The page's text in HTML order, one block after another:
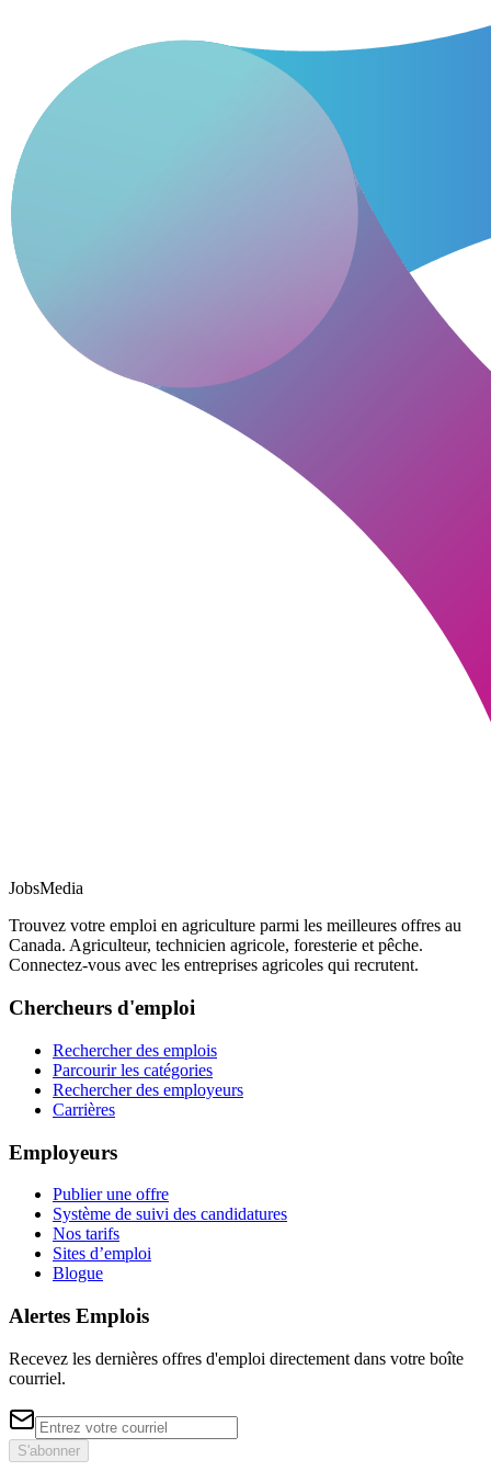
JobsMedia
Trouvez votre emploi en agriculture parmi les meilleures offres au
Canada. Agriculteur, technicien agricole, foresterie et pêche.
Connectez-vous avec les entreprises agricoles qui recrutent.
Chercheurs d'emploi
Rechercher des emplois
Parcourir les catégories
Rechercher des employeurs
Carrières
Employeurs
Publier une offre
Système de suivi des candidatures
Nos tarifs
Sites d’emploi
Blogue
Alertes Emplois
Recevez les dernières offres d'emploi directement dans votre boîte
courriel.
S'abonner